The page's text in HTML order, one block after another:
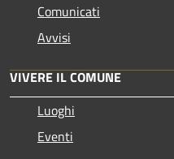
Comunicati
Avvisi
VIVERE IL COMUNE
Luoghi
Eventi